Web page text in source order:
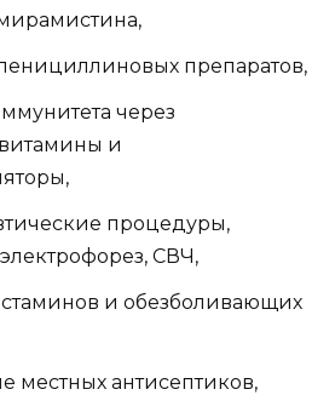
препаратов,
через
и
процедуры,
СВЧ,
и обезболивающих
местных антисептиков,